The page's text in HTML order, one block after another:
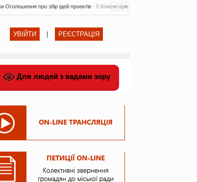
Оголошення про збір ідей проектів - 0 Коментарів
УВІЙТИ РЕЄСТРАЦІЯ
Для людей з вадами зору